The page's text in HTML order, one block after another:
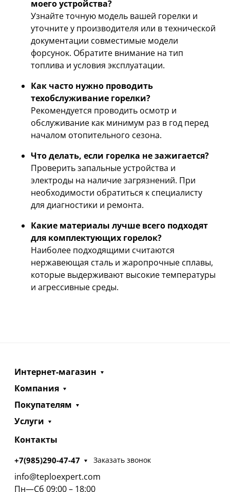
моего устройства?
Узнайте точную модель вашей горелки и
уточните у производителя или в технической
документации совместимые модели
форсунок. Обратите внимание на тип
топлива и условия эксплуатации.
Как часто нужно проводить
техобслуживание горелки?
Рекомендуется проводить осмотр и
обслуживание как минимум раз в год перед
началом отопительного сезона.
Что делать, если горелка не зажигается?
Проверить запальные устройства и
электроды на наличие загрязнений. При
необходимости обратиться к специалисту
для диагностики и ремонта.
Какие материалы лучше всего подходят
для комплектующих горелок?
Наиболее подходящими считаются
нержавеющая сталь и жаропрочные сплавы,
которые выдерживают высокие температуры
и агрессивные среды.
Интернет-магазин
Компания
Покупателям
Услуги
Контакты
+7(985)290-47-47 Заказать звонок
info@teploexpert.com
Пн—Сб 09:00 – 18:00